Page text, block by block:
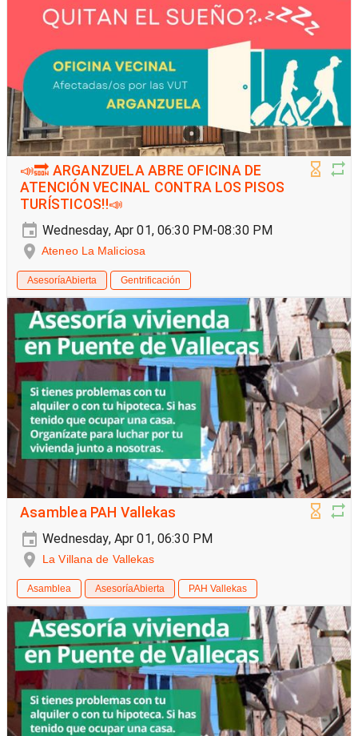
📣🔜 ARGANZUELA ABRE OFICINA DE
ATENCIÓN VECINAL CONTRA LOS PISOS
TURÍSTICOS‼️📣
Wednesday, Apr 01, 06:30 PM-08:30 PM
Ateneo La Maliciosa
AsesoríaAbierta Gentrificación
Asamblea PAH Vallekas
Wednesday, Apr 01, 06:30 PM
La Villana de Vallekas
Asamblea AsesoríaAbierta PAH Vallekas